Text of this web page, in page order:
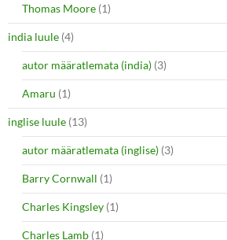
Thomas Moore (1)
india luule (4)
autor määratlemata (india) (3)
Amaru (1)
inglise luule (13)
autor määratlemata (inglise) (3)
Barry Cornwall (1)
Charles Kingsley (1)
Charles Lamb (1)